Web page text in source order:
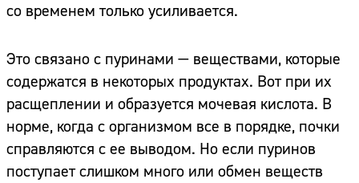
со временем только усиливается.
Это связано с пуринами — веществами, которые
содержатся в некоторых продуктах. Вот при их
расщеплении и образуется мочевая кислота. В
норме, когда с организмом все в порядке, почки
справляются с ее выводом. Но если пуринов
поступает слишком много или обмен веществ